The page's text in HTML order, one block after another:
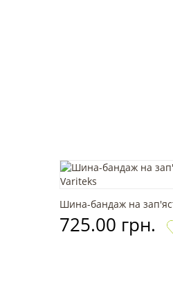
Шина-бандаж на
725.00 грн.